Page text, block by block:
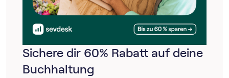
Sichere dir 60% Rabatt auf deine
Buchhaltung